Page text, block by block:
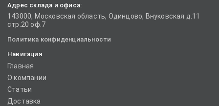
Адрес склада и офиса:
143000, Московская область, Одинцово, Внуковская д.11
стр.20 оф.7
Политика конфиденциальности
Навигация
Главная
О компании
Статьи
Доставка